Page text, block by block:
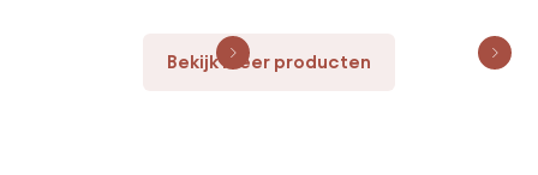
Bekijk meer producten